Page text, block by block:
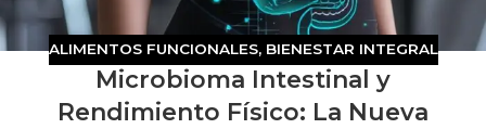
ALIMENTOS FUNCIONALES, BIENESTAR INTEGRAL
Microbioma Intestinal y
Rendimiento Físico: La Nueva